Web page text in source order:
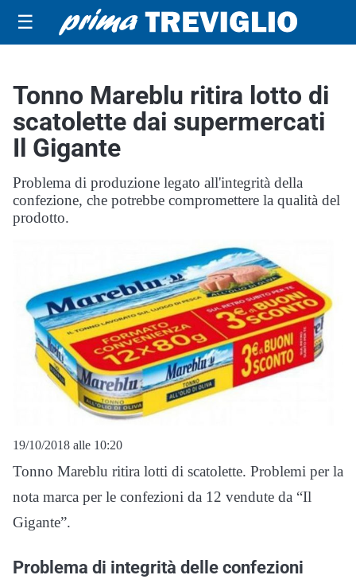
☰
Tonno Mareblu ritira lotto di
scatolette dai supermercati
Il Gigante
Problema di produzione legato all'integrità della
confezione, che potrebbe compromettere la qualità del
prodotto.
19/10/2018 alle 10:20
Tonno Mareblu ritira lotti di scatolette. Problemi per la
nota marca per le confezioni da 12 vendute da “Il
Gigante”.
Problema di integrità delle confezioni